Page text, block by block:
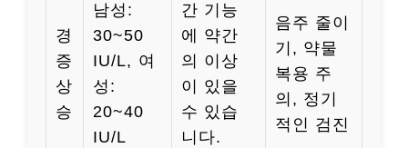
경
증
상
승
남성:
30~50
IU/L, 여
성:
20~40
IU/L
간 기능
에 약간
의 이상
이 있을
수 있습
니다.
음주 줄이
기, 약물
복용 주
의, 정기
적인 검진